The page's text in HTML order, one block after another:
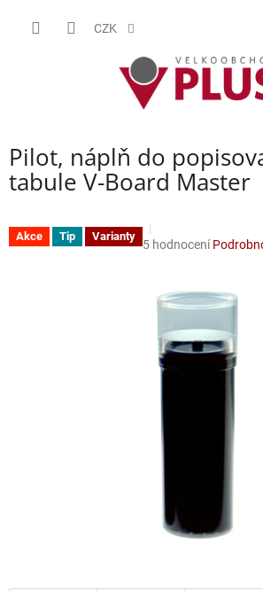
CZK
Pilot, náplň do
tabule V-Board Master
Akce Tip Varianty
Průměrné
hvězdiček.
5 hodnocení